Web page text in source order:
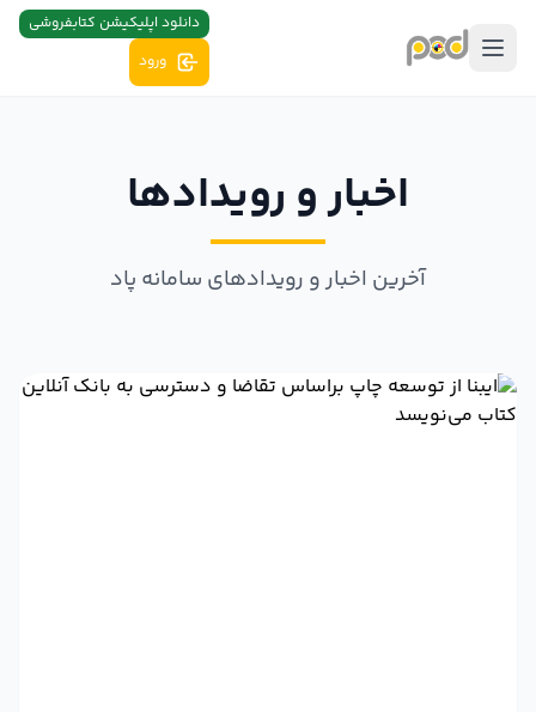
دانلود اپلیکیشن کتابفروشی
ورود
اخبار و رویدادها
آخرین اخبار و رویدادهای سامانه پاد